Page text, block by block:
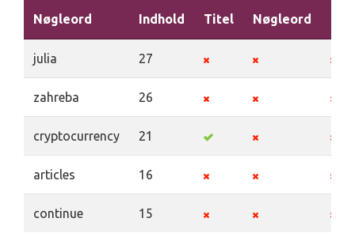
Nøgleord Indhold Titel Nøgleord
julia 27
zahreba 26
cryptocurrency 21
articles 16
continue 15